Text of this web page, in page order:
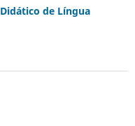
de Língua